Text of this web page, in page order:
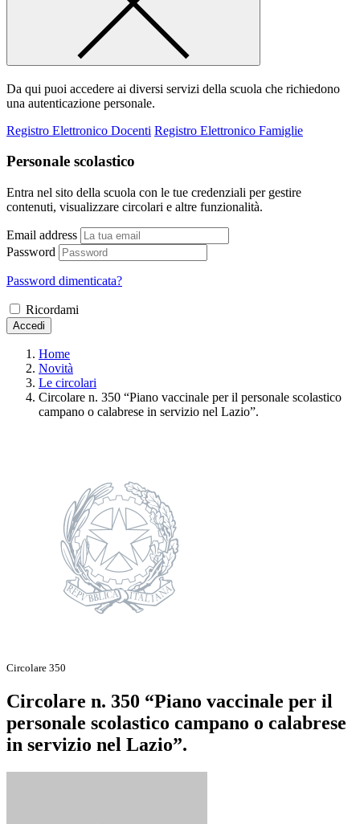
Da qui puoi accedere ai diversi servizi della scuola che richiedono
una autenticazione personale.
Registro Elettronico Docenti Registro Elettronico Famiglie
Personale scolastico
Entra nel sito della scuola con le tue credenziali per gestire
contenuti, visualizzare circolari e altre funzionalità.
Email address
Password
Password dimenticata?
Ricordami
Accedi
Home
Novità
Le circolari
Circolare n. 350 “Piano vaccinale per il personale scolastico
campano o calabrese in servizio nel Lazio”.
Circolare 350
Circolare n. 350 “Piano vaccinale per il
personale scolastico campano o calabrese
in servizio nel Lazio”.